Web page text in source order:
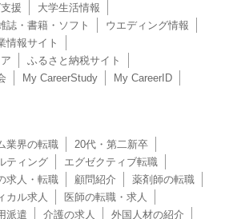
援
大学生活情報
誌・書籍・ソフト
ウエディング情報
情報サイト
ふるさと納税サイト
My CareerStudy
My CareerID
業界の転職
20代・第二新卒
ティング
エグゼクティブ転職
求人・転職 顧問紹介
薬剤師の転職
カル求人
医師の転職・求人
派遣 介護の求人 外国人材の紹介